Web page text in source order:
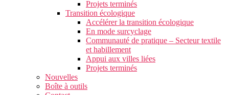
Projets terminés
Transition écologique
Accélérer la transition écologique
En mode surcyclage
Communauté de pratique – Secteur textile
et habillement
Appui aux villes liées
Projets terminés
Nouvelles
Boîte à outils